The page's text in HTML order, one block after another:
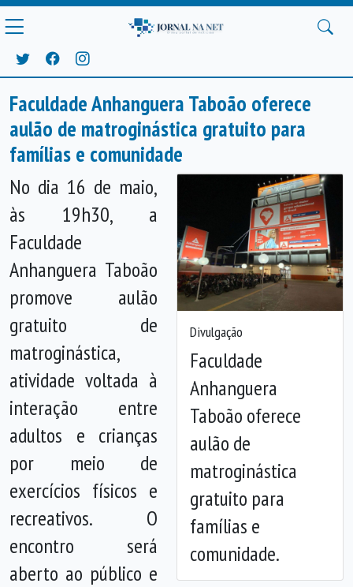
Faculdade Anhanguera Taboão oferece
aulão de matroginástica gratuito para
famílias e comunidade
Divulgação
Faculdade
Anhanguera
Taboão oferece
aulão de
matroginástica
gratuito para
famílias e
comunidade.
Anterior
No dia 16 de maio,
às 19h30, a
Faculdade
Anhanguera Taboão
promove aulão
gratuito de
matroginástica,
atividade voltada à
interação entre
adultos e crianças
por meio de
exercícios físicos e
recreativos. O
encontro será
aberto ao público e